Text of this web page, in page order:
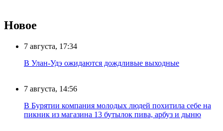
Новое
7 августа, 17:34
В Улан-Удэ ожидаются дождливые выходные
7 августа, 14:56
В Бурятии компания молодых людей похитила себе на
пикник из магазина 13 бутылок пива, арбуз и дыню